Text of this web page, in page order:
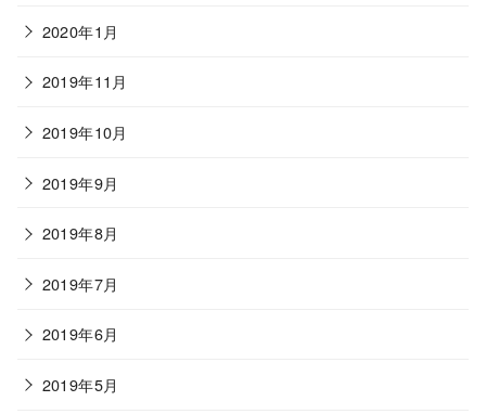
2020年1月
2019年11月
2019年10月
2019年9月
2019年8月
2019年7月
2019年6月
2019年5月